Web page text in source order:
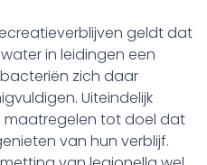
geldt dat
in leidingen een
zich daar
Uiteindelijk
maatregelen tot doel dat
van hun verblijf.